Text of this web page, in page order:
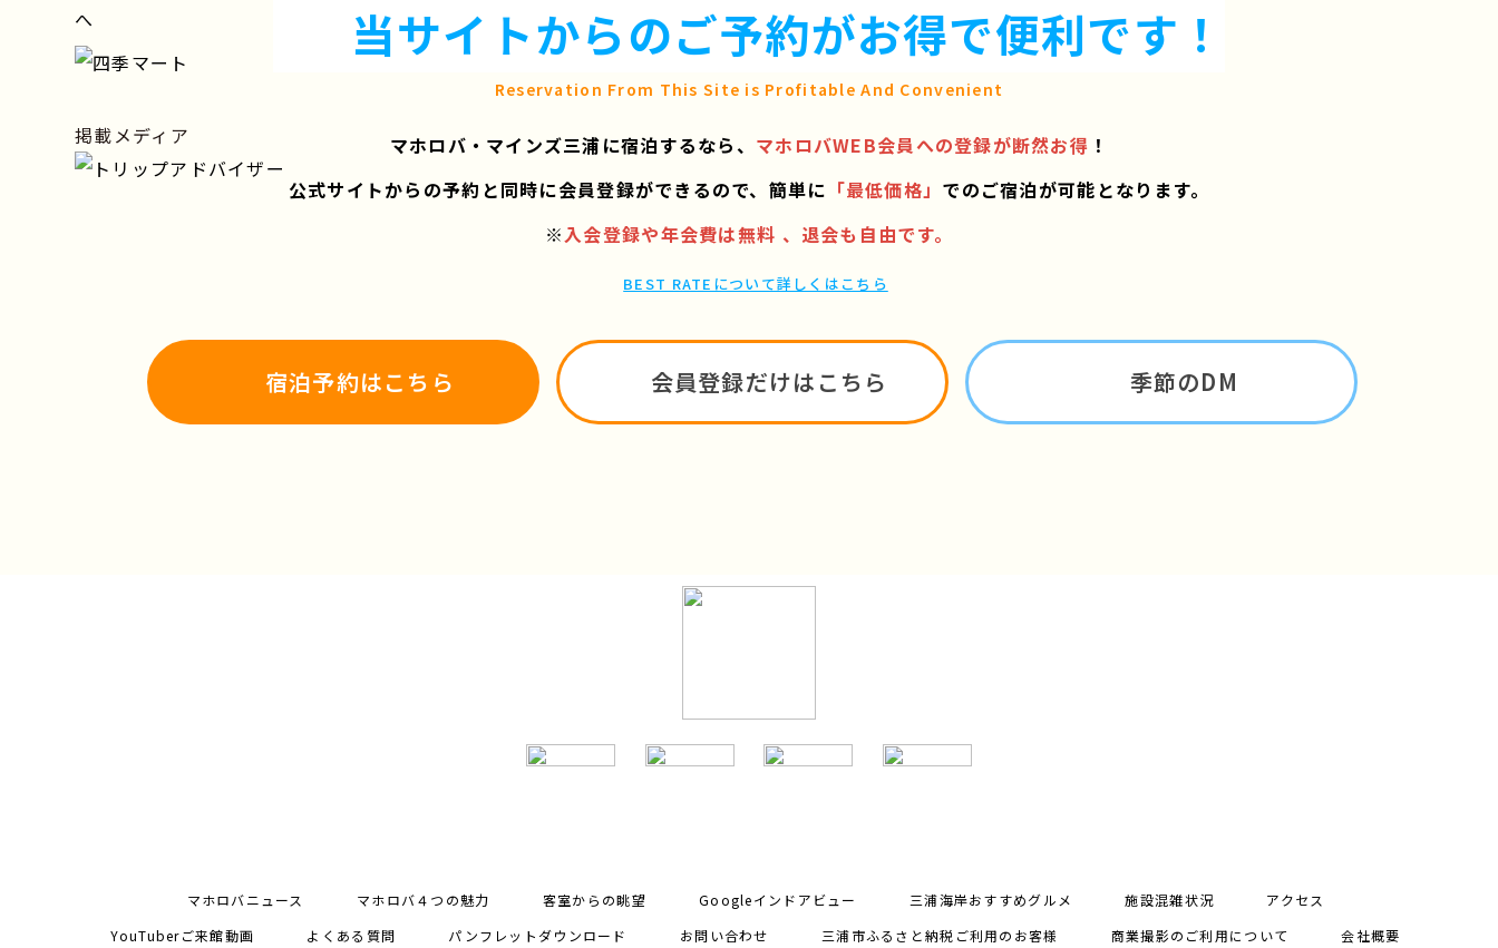
掲載メディア
当サイトからのご予約がお得で便利です！
Reservation From This Site is Profitable And Convenient
マホロバ・マインズ三浦に宿泊するなら、 マホロバWEB会員への登録が断然お得 ！
公式サイトからの予約と同時に会員登録ができるので、 簡単に 「最低価格」 でのご宿泊が可能となります。
※入会登録や年会費は無料 、退会も自由です。
BEST RATEについて詳しくはこちら
宿泊予約はこちら 会員登録だけはこちら 季節のDM
マホロバニュース マホロバ４つの魅力 客室からの眺望 Googleインドアビュー 三浦海岸おすすめグルメ 施設混雑状況
アクセス
YouTuberご来館動画
よくある質問 パンフレットダウンロード お問い合わせ 三浦市ふるさと納税ご利用のお客様 商業撮影のご利用について
会社概要